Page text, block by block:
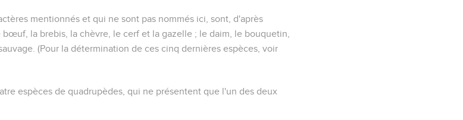
mentionnés et qui ne sont pas nommés ici, sont, d'après
bœuf, la brebis, la chèvre, le cerf et la gazelle ; le daim, le bouquetin,
(Pour la détermination de ces cinq dernières espèces, voir
espèces de quadrupèdes, qui ne présentent que l'un des deux